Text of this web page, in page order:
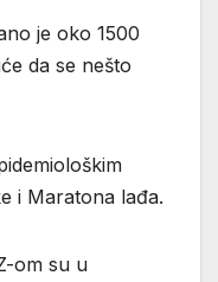
je oko 1500
da se nešto
i Maratona lađa.
om su u